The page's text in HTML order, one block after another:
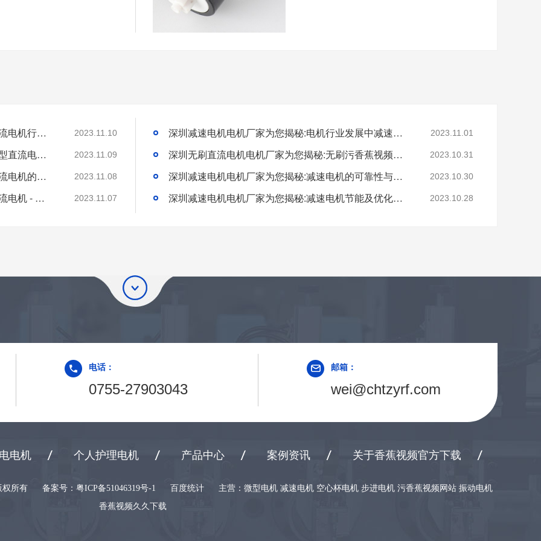
深圳微型直流电机电机厂家为您揭秘:微型直流电机行业中的技术进步与未来趋势 2023.11.10
深圳微型直流电机电机厂家为您揭秘:了解微型直流电机的设计、开发及制造过程 2023.11.09
深圳微型直流电机电机厂家为您揭秘:微型直流电机的技术创新与市场应用 2023.11.08
深圳微型直流电机电机厂家为您揭秘:微型直流电机 - 高效能、低噪音 2023.11.07
深圳减速电机电机厂家为您揭秘:电机行业发展中减速电机的市场前景展望 2023.11.01
深圳无刷直流电机电机厂家为您揭秘:无刷污香蕉视频网站的特点及优势分析 2023.10.31
深圳减速电机电机厂家为您揭秘:减速电机的可靠性与故障分析 2023.10.30
深圳减速电机电机厂家为您揭秘:减速电机节能及优化设计策略 2023.10.28
电话：
0755-27903043
邮箱：
wei@chtzyrf.com
电机 个人护理电机 产品中心 案例资讯 关于香蕉视频官方下载
权所有 备案号： 粤ICP备51046319号-1 百度统计
主营：微型电机 减速电机 空心杯电机 步进电机 污香蕉视频网站 振动电机
香蕉视频久久下载